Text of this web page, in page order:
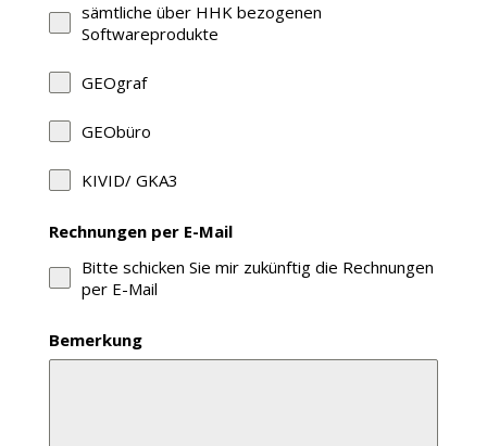
sämtliche über HHK bezogenen
Softwareprodukte
GEOgraf
GEObüro
KIVID/ GKA3
Rechnungen per E-Mail
Bitte schicken Sie mir zukünftig die Rechnungen
per E-Mail
Bemerkung